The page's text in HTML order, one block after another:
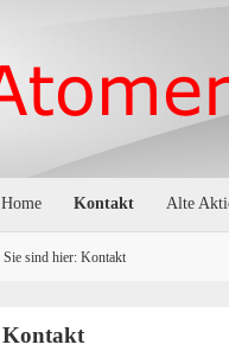
Home Kontakt Alte
Sie sind hier: Kontakt
Kontakt